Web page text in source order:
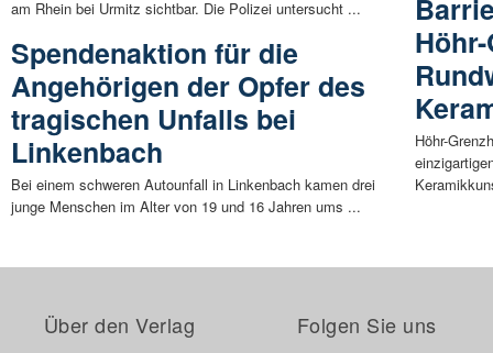
am Rhein bei Urmitz sichtbar. Die Polizei untersucht ...
Spendenaktion für die
Angehörigen der Opfer des
tragischen Unfalls bei
Linkenbach
Bei einem schweren Autounfall in Linkenbach kamen drei
junge Menschen im Alter von 19 und 16 Jahren ums ...
Höhr-
Über den Verlag Folgen Sie uns